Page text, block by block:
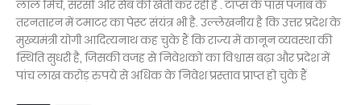
लाल मिर्च, सरसों और सेब की खेती कर रही है . टॉप्स के पास पंजाब के
तरनतारन में टमाटर का पेस्ट संयंत्र भी है. उल्लेखनीय है कि उत्तर प्रदेश के
मुख्यमंत्री योगी आदित्यनाथ कह चुके हैं कि राज्य में कानून व्यवस्था की
स्थिति सुधरी है, जिसकी वजह से निवेशकों का विश्वास बढ़ा और प्रदेश में
पांच लाख करोड़ रुपये से अधिक के निवेश प्रस्ताव प्राप्त हो चुके हैं